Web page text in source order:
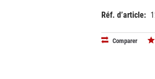
Réf. d’article:
Comparer